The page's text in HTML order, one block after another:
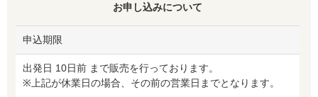
お申し込みについて
申込期限
出発日 10日前 まで販売を行っております。
※上記が休業日の場合、その前の営業日までとなります。